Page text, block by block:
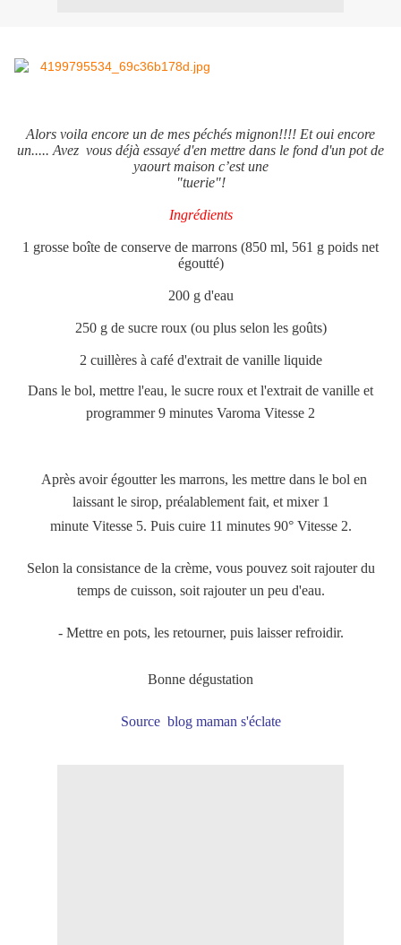
Alors voila encore un de mes péchés mignon!!!! Et oui encore
un..... Avez vous déjà essayé d'en mettre dans le fond d'un pot de
yaourt maison c’est une
"tuerie"!
Ingrédients
1 grosse boîte de conserve de marrons (850 ml, 561 g poids net
égoutté)
200 g d'eau
250 g de sucre roux (ou plus selon les goûts)
2 cuillères à café d'extrait de vanille liquide
Dans le bol, mettre l'eau, le sucre roux et l'extrait de vanille et
programmer 9 minutes Varoma Vitesse 2
Après avoir égoutter les marrons, les mettre dans le bol en
laissant le sirop, préalablement fait, et mixer 1
minute Vitesse 5. Puis cuire 11 minutes 90° Vitesse 2.
Selon la consistance de la crème, vous pouvez soit rajouter du
temps de cuisson, soit rajouter un peu d'eau.
- Mettre en pots, les retourner, puis laisser refroidir.
Bonne dégustation
Source blog maman s'éclate